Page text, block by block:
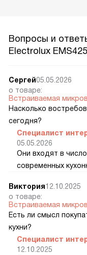
Вопросы и
Electrolux
Сергей05.05.2026
о товаре:
Встраиваемая
Насколько
сегодня?
Специалист
05.05.2026
Они входят в
современных
Виктория12.10.2025
о товаре:
Встраиваемая
Есть ли смысл
кухни?
Специалист
12.10.2025